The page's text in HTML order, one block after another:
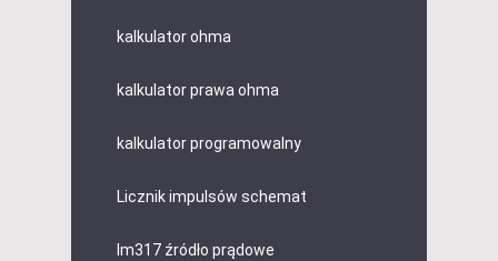
kalkulator ohma
kalkulator prawa ohma
kalkulator programowalny
Licznik impulsów schemat
lm317 źródło prądowe